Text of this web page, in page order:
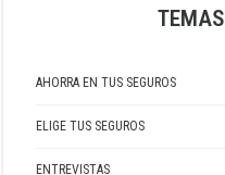
TEMAS
AHORRA EN TUS SEGUROS
ELIGE TUS SEGUROS
ENTREVISTAS